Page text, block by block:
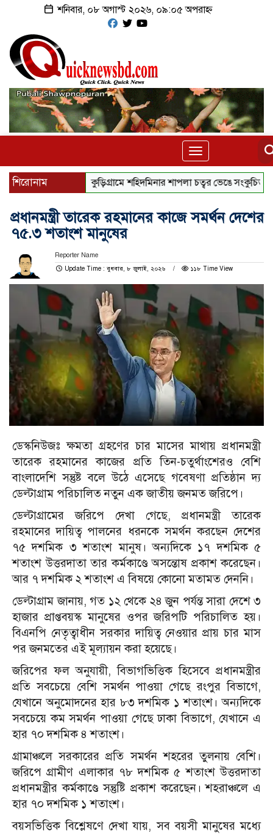
শনিবার, ০৮ অগাস্ট ২০২৬, ০৯:০৫ অপরাহ্ন
Toggle
navigation
শিরোনাম কুড়িগ্রামে শহিদমিনার শাপলা চত্বর ভেঙে সংকুচিত করায়
প্রধানমন্ত্রী তারেক রহমানের কাজে সমর্থন দেশের
৭৫.৩ শতাংশ মানুষের
Reporter Name
Update Time : বুধবার, ৮ জুলাই, ২০২৬
১১৮ Time View
ডেস্কনিউজঃ ক্ষমতা গ্রহণের চার মাসের মাথায় প্রধানমন্ত্রী
তারেক রহমানের কাজের প্রতি তিন-চতুর্থাংশেরও বেশি
বাংলাদেশি সন্তুষ্ট বলে উঠে এসেছে গবেষণা প্রতিষ্ঠান দ্য
ডেল্টাগ্রাম পরিচালিত নতুন এক জাতীয় জনমত জরিপে।
ডেল্টাগ্রামের জরিপে দেখা গেছে, প্রধানমন্ত্রী তারেক
রহমানের দায়িত্ব পালনের ধরনকে সমর্থন করছেন দেশের
৭৫ দশমিক ৩ শতাংশ মানুষ। অন্যদিকে ১৭ দশমিক ৫
শতাংশ উত্তরদাতা তার কর্মকাণ্ডে অসন্তোষ প্রকাশ করেছেন।
আর ৭ দশমিক ২ শতাংশ এ বিষয়ে কোনো মতামত দেননি।
ডেল্টাগ্রাম জানায়, গত ১২ থেকে ২৪ জুন পর্যন্ত সারা দেশে ৩
হাজার প্রাপ্তবয়স্ক মানুষের ওপর জরিপটি পরিচালিত হয়।
বিএনপি নেতৃত্বাধীন সরকার দায়িত্ব নেওয়ার প্রায় চার মাস
পর জনমতের এই মূল্যায়ন করা হয়েছে।
জরিপের ফল অনুযায়ী, বিভাগভিত্তিক হিসেবে প্রধানমন্ত্রীর
প্রতি সবচেয়ে বেশি সমর্থন পাওয়া গেছে রংপুর বিভাগে,
যেখানে অনুমোদনের হার ৮৩ দশমিক ১ শতাংশ। অন্যদিকে
সবচেয়ে কম সমর্থন পাওয়া গেছে ঢাকা বিভাগে, যেখানে এ
হার ৭০ দশমিক ৪ শতাংশ।
গ্রামাঞ্চলে সরকারের প্রতি সমর্থন শহরের তুলনায় বেশি।
জরিপে গ্রামীণ এলাকার ৭৮ দশমিক ৫ শতাংশ উত্তরদাতা
প্রধানমন্ত্রীর কর্মকাণ্ডে সন্তুষ্টি প্রকাশ করেছেন। শহরাঞ্চলে এ
হার ৭০ দশমিক ১ শতাংশ।
বয়সভিত্তিক বিশ্লেষণে দেখা যায়, সব বয়সী মানুষের মধ্যে